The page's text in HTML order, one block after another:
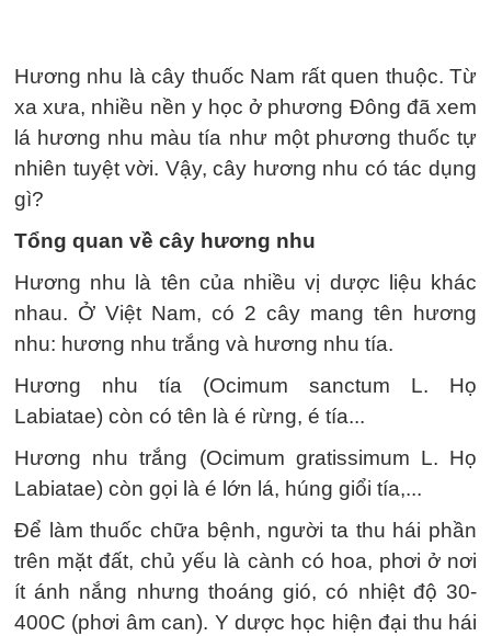
Hương nhu là cây thuốc Nam rất quen thuộc. Từ
xa xưa, nhiều nền y học ở phương Đông đã xem
lá hương nhu màu tía như một phương thuốc tự
nhiên tuyệt vời. Vậy, cây hương nhu có tác dụng
gì?
Tổng quan về cây hương nhu
Hương nhu là tên của nhiều vị dược liệu khác
nhau. Ở Việt Nam, có 2 cây mang tên hương
nhu: hương nhu trắng và hương nhu tía.
Hương nhu tía (Ocimum sanctum L. Họ
Labiatae) còn có tên là é rừng, é tía...
Hương nhu trắng (Ocimum gratissimum L. Họ
Labiatae) còn gọi là é lớn lá, húng giổi tía,...
Để làm thuốc chữa bệnh, người ta thu hái phần
trên mặt đất, chủ yếu là cành có hoa, phơi ở nơi
ít ánh nắng nhưng thoáng gió, có nhiệt độ 30-
400C (phơi âm can). Y dược học hiện đại thu hái